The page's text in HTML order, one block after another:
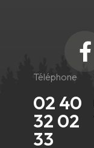
Téléphone
02 40
32 02
33